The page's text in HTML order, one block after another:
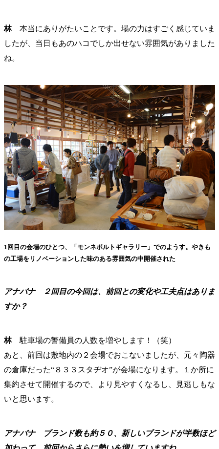
林
本当にありがたいことです。場の力はすごく感じていま
したが、当日もあのハコでしか出せない雰囲気がありました
ね。
1回目の会場のひとつ、「モンネポルトギャラリー」でのようす。やきも
の工場をリノベーションした味のある雰囲気の中開催された
アナバナ
２回目の今回は、前回との変化や工夫点はありま
すか？
林
駐車場の警備員の人数を増やします！（笑）
あと、前回は敷地内の２会場でおこないましたが、元々陶器
の倉庫だった“８３３スタヂオ”が会場になります。１か所に
集約させて開催するので、より見やすくなるし、見逃しもな
いと思います。
アナバナ
ブランド数も約５０、新しいブランドが半数ほど